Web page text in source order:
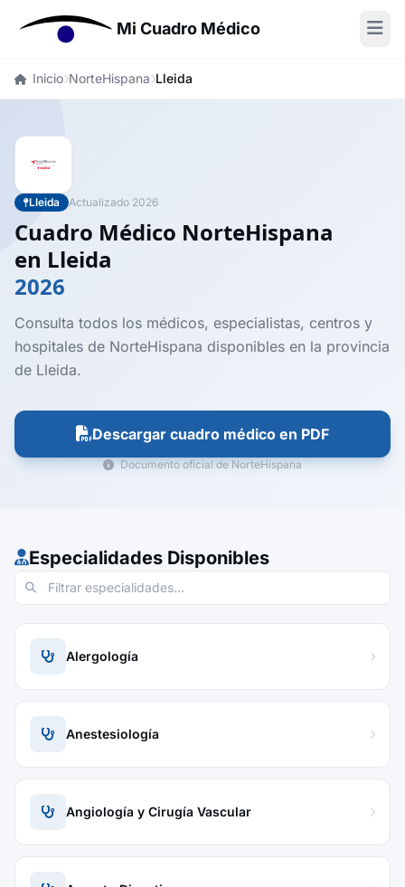
Mi Cuadro Médico
Inicio NorteHispana Lleida
Lleida Actualizado 2026
Cuadro Médico NorteHispana
en Lleida
2026
Consulta todos los médicos, especialistas, centros y
hospitales de NorteHispana disponibles en la provincia
de Lleida.
Descargar cuadro médico en PDF
Documento oficial de NorteHispana
Especialidades Disponibles
Alergología
Anestesiología
Angiología y Cirugía Vascular